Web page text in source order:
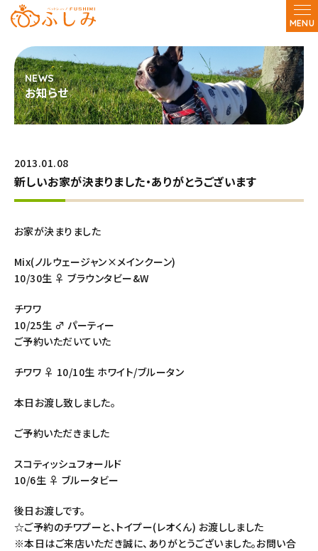
MENU
お知らせ
2013.01.08
新しいお家が決まりました・ありがとうございます
お家が決まりました
Mix(ノルウェージャン×メインクーン)
10/30生 ♀ ブラウンタビー&W
チワワ
10/25生 ♂ パーティー
ご予約いただいていた
チワワ ♀ 10/10生 ホワイト/ブルータン
本日お渡し致しました。
ご予約いただきました
スコティッシュフォールド
10/6生 ♀ ブルータビー
後日お渡しです。
☆ご予約のチワプーと、トイプー(レオくん) お渡ししました
※本日はご来店いただき誠に、ありがとうございました。お問い合